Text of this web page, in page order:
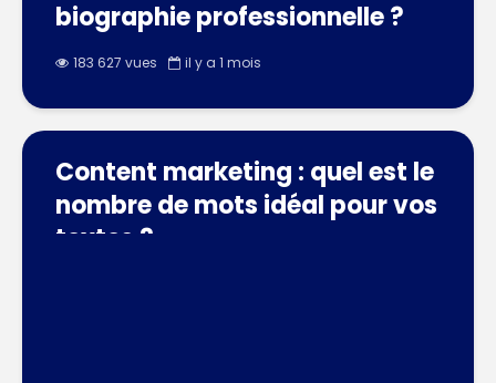
biographie professionnelle ?
183 627 vues il y a 1 mois
Content marketing : quel est le
nombre de mots idéal pour vos
textes ?